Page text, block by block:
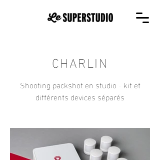
CHARLIN
Shooting packshot en studio - kit et
différents devices séparés